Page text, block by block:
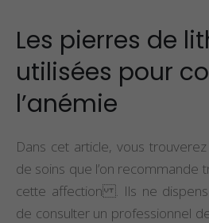
Les pierres de
utilisées pour
l’anémie
Dans cet article, vous
de soins que l’on recommande
cette affection . Ils ne
de consulter un professionnel
de la Sugilite
Propriétés et Vertus
de la Pierre Épidote
Propriétés et Vertus
du Larimar